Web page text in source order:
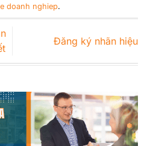
doanh nghiep.
Đăng ký nhãn hiệu